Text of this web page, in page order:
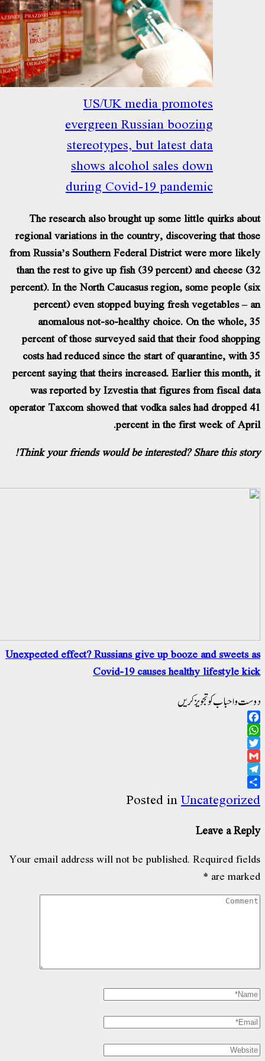
US/UK media
evergreen Russian
stereotypes, but latest
shows alcohol sales
during Covid-19
The research also brought up some
regional variations in the country,
from Russia’s Southern Federal District
than the rest to give up fish (39 percent)
percent). In the North Caucasus region,
percent) even stopped buying fresh
anomalous not-so-healthy choice. On
percent of those surveyed said that their
costs had reduced since the start of
percent saying that theirs increased.
was reported by Izvestia that figures
operator Taxcom showed that vodka sales
percent in the first
Think your friends would be interested?
Unexpected effect? Russians give up booze
Covid-19 causes
کریں
Posted in
Your email address will not be published.